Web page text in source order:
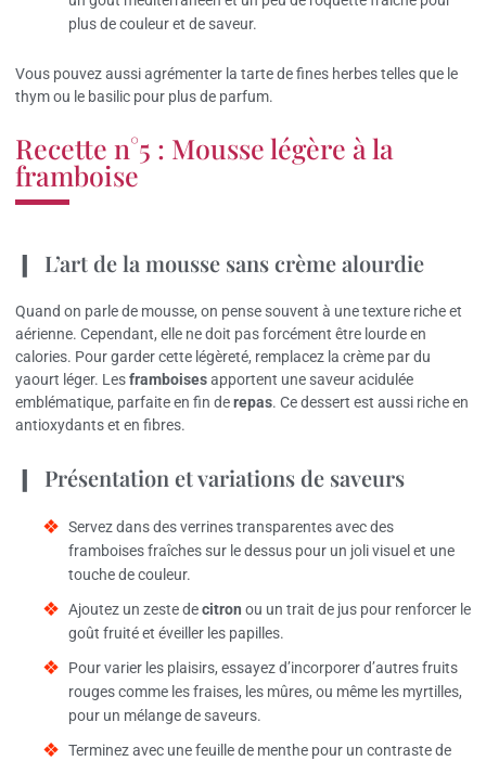
plus de couleur et de saveur.
Vous pouvez aussi agrémenter la tarte de fines herbes telles que le
thym ou le basilic pour plus de parfum.
Recette n°5 : Mousse légère à la
framboise
L’art de la mousse sans crème alourdie
Quand on parle de mousse, on pense souvent à une texture riche et
aérienne. Cependant, elle ne doit pas forcément être lourde en
calories. Pour garder cette légèreté, remplacez la crème par du
yaourt léger. Lesframboisesapportent une saveur acidulée
emblématique, parfaite en fin derepas. Ce dessert est aussi riche en
antioxydants et en fibres.
Présentation et variations de saveurs
Servez dans des verrines transparentes avec des
framboises fraîches sur le dessus pour un joli visuel et une
touche de couleur.
Ajoutez un zeste decitron ou un trait de jus pour renforcer le
goût fruité et éveiller les papilles.
Pour varier les plaisirs, essayez d’incorporer d’autres fruits
rouges comme les fraises, les mûres, ou même les myrtilles,
pour un mélange de saveurs.
Terminez avec une feuille de menthe pour un contraste de